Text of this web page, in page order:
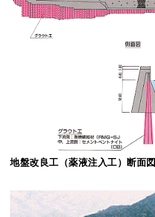
地盤改良工（薬液注入工）断面図